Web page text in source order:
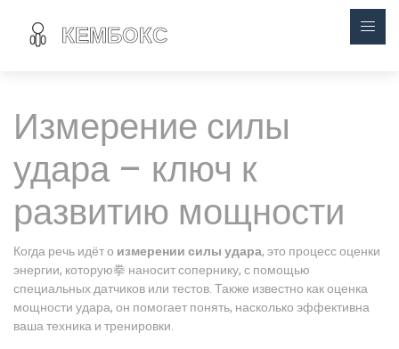
Измерение силы
удара – ключ к
развитию мощности
Когда речь идёт о измерении силы удара,это процесс оценки
энергии, которую拳 наносит сопернику, с помощью
специальных датчиков или тестов. Также известно какоценка
мощности удара, он помогает понять, насколько эффективна
ваша техника и тренировки.